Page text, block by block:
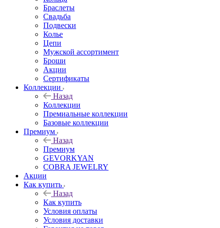
Браслеты
Свадьба
Подвески
Колье
Цепи
Мужской ассортимент
Броши
Акции
Сертификаты
Коллекции
Назад
Коллекции
Премиальные коллекции
Базовые коллекции
Премиум
Назад
Премиум
GEVORKYAN
COBRA JEWELRY
Акции
Как купить
Назад
Как купить
Условия оплаты
Условия доставки